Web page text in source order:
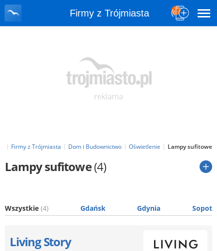
Firmy z Trójmiasta
Firmy z Trójmiasta Dom i Budownictwo Oświetlenie Lampy sufitowe
Lampy sufitowe(4)
Wszystkie (4) Gdańsk Gdynia Sopot
Living Story